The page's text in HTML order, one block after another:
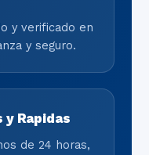
y verificado en
y seguro.
y Rapidas
de 24 horas,